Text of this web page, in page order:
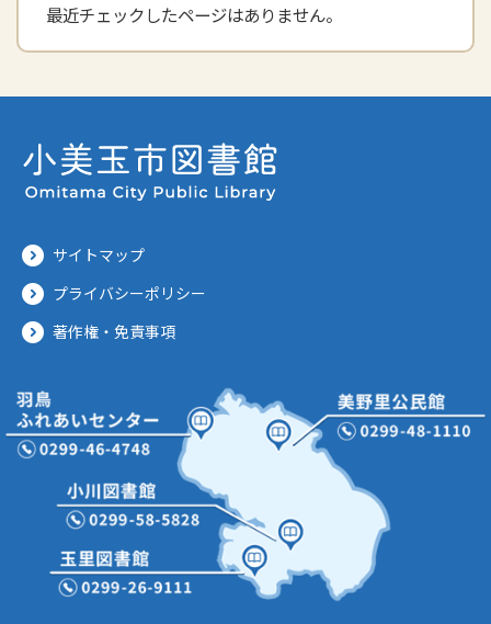
最近チェックしたページはありません。
サイトマップ
プライバシーポリシー
著作権・免責事項